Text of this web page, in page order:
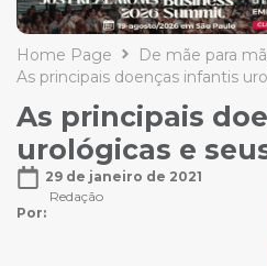
Home Page
De mãe para
As principais doenças infantis
As principais
urológicas e
29 de janeiro de 2021
Por:
Redação